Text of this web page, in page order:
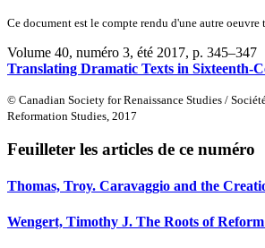
Ce document est le compte rendu d'une autre
Volume 40, numéro 3, été 2017, p. 345–347
Translating Dramatic Texts in Sixteenth-
© Canadian Society for Renaissance Studies /
Reformation Studies, 2017
Feuilleter les articles de ce numéro
Thomas, Troy. Caravaggio and the
Wengert, Timothy J. The Roots of